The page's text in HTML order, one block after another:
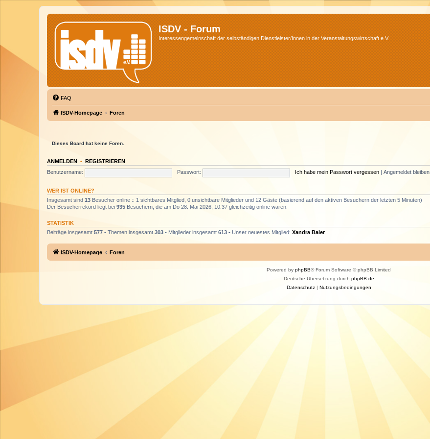
ISDV - Forum
Interessengemeinschaft der selbständigen Dienstleister/Innen in der Veranstaltungswirtschaft e.V.
FAQ
ISDV-Homepage Foren
Dieses Board hat keine Foren.
ANMELDEN • REGISTRIEREN
Benutzername:
Passwort: Ich habe mein Passwort vergessen Angemeldet bleiben
WER IST ONLINE?
Insgesamt sind 13 Besucher online :: 1 sichtbares Mitglied, 0 unsichtbare Mitglieder und 12 Gäste (basierend auf den aktiven Besuchern der letzten 5 Minuten)
Der Besucherrekord liegt bei 935 Besuchern, die am Do 28. Mai 2026, 10:37 gleichzeitig online waren.
STATISTIK
Beiträge insgesamt 577 • Themen insgesamt 303 • Mitglieder insgesamt 613 • Unser neuestes Mitglied: Xandra Baier
ISDV-Homepage Foren
Powered by phpBB® Forum Software © phpBB Limited
Deutsche Übersetzung durch phpBB.de
Datenschutz| Nutzungsbedingungen